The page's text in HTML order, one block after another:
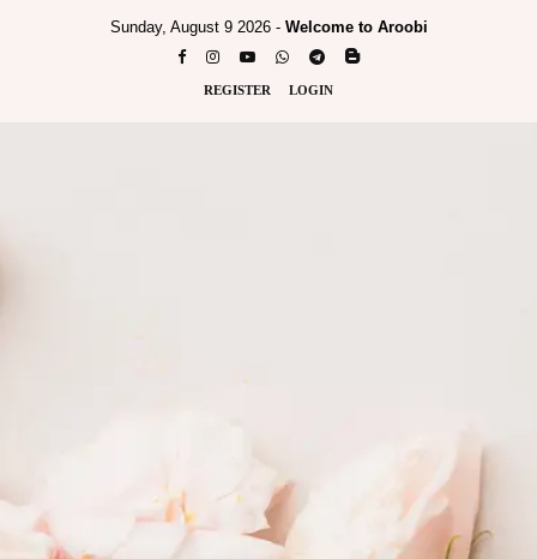
Sunday, August 9 2026 - Welcome to Aroobi
REGISTER LOGIN